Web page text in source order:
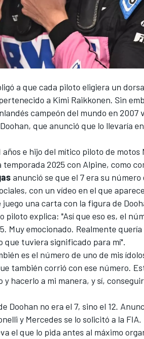
a que cada piloto eligiera un
a Kimi Raikkonen. Sin
campeón del mundo en 2007
que anunció que lo llevaría
e hijo del mítico piloto de motos
2025 con Alpine, como
anunció se que el 7 era su número
con un vídeo en el que
juego una carta con la figura de
piloto explica: "Así que eso es, el
Muy emocionado. Realmente
que tuviera significado para mí".
es el número de uno de mis
también corrió con ese número.
hacerlo a mi manera, y sí,
Doohan no era el 7, sino el 12.
y Mercedes se lo solicitó a la
el que lo pida antes al máximo